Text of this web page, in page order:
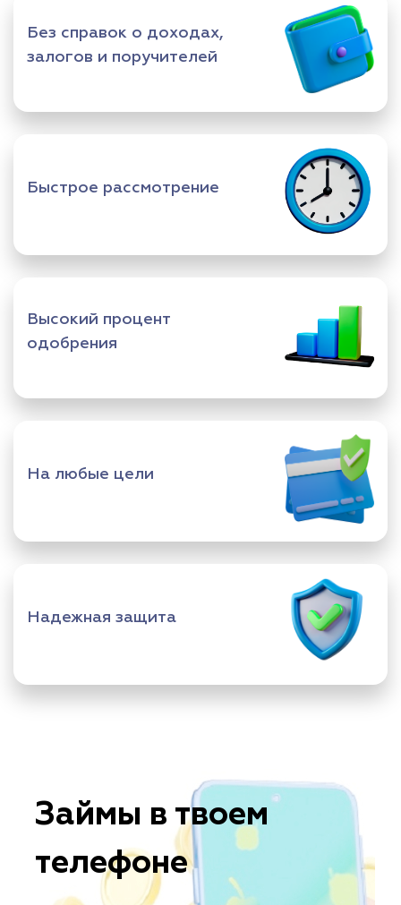
Без справок о доходах,
залогов и поручителей
Быстрое рассмотрение
Высокий процент
одобрения
На любые цели
Надежная защита
Займы в твоем
телефоне